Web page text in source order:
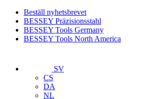
Beställ nyhetsbrevet
BESSEY Präzisionsstahl
BESSEY Tools Germany
BESSEY Tools North America
SV
CS
DA
NL